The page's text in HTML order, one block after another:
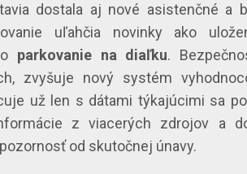
dostala aj nové asistenčné a
uľahčia novinky ako
parkovanie na diaľku.
zvyšuje nový systém
už len s dátami týkajúcimi sa
z viacerých zdrojov a
od skutočnej únavy.